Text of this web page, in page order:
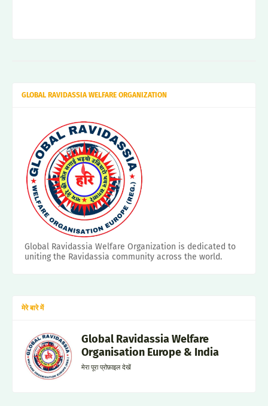
GLOBAL RAVIDASSIA WELFARE ORGANIZATION
Global Ravidassia Welfare Organization is dedicated to
uniting the Ravidassia community across the world.
मेरे बारे में
Global Ravidassia Welfare
Organisation Europe & India
मेरा पूरा प्रोफ़ाइल देखें